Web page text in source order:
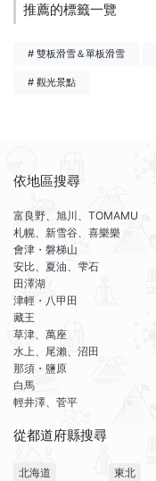
推薦的標籤一覽
# 雙板滑雪＆單板滑雪
# 觀光景點
依地區搜尋
富良野、旭川、TOMAMU
札幌、新雪谷、喜樂樂
會津・磐梯山
安比、夏油、雫石
田澤湖
津輕・八甲田
藏王
草津、萬座
水上、尾瀨、沼田
那須・鹽原
白馬
輕井澤、菅平
從都道府縣搜尋
北海道
東北